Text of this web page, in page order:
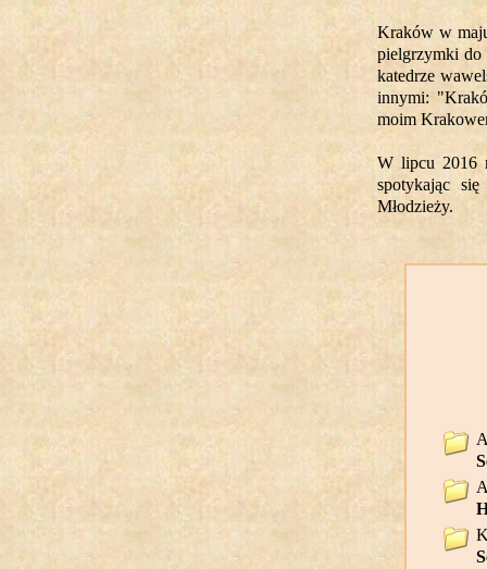
Kraków w
pielgrzymki do
katedrze
innymi:
moim
W lipcu 2016
spotykając
Młodzieży.